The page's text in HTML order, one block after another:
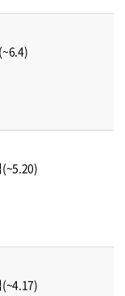
(~5.20)
(~4.17)